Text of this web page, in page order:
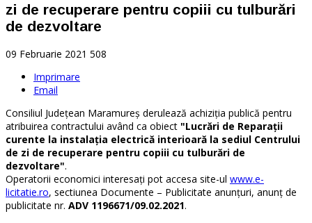
zi de recuperare pentru copiii cu tulburări
de dezvoltare
09 Februarie 2021 508
Imprimare
Email
Consiliul Județean Maramureș derulează achiziția publică pentru
atribuirea contractului având ca obiect "Lucrări de Reparații
curente la instalația electrică interioară la sediul Centrului
de zi de recuperare pentru copiii cu tulburări de
dezvoltare".
Operatorii economici interesați pot accesa site-ul www.e-
licitatie.ro, sectiunea Documente – Publicitate anunțuri, anunț de
publicitate nr. ADV 1196671/09.02.2021.